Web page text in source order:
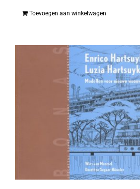
Toevoegen aan winkelwagen